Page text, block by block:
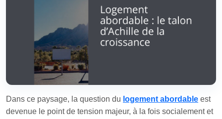
Dans ce paysage, la question du logement abordable est
devenue le point de tension majeur, à la fois socialement et